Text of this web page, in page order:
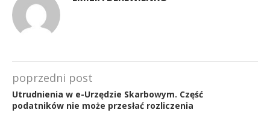
poprzedni post
Utrudnienia w e-Urzędzie Skarbowym. Część
podatników nie może przesłać rozliczenia